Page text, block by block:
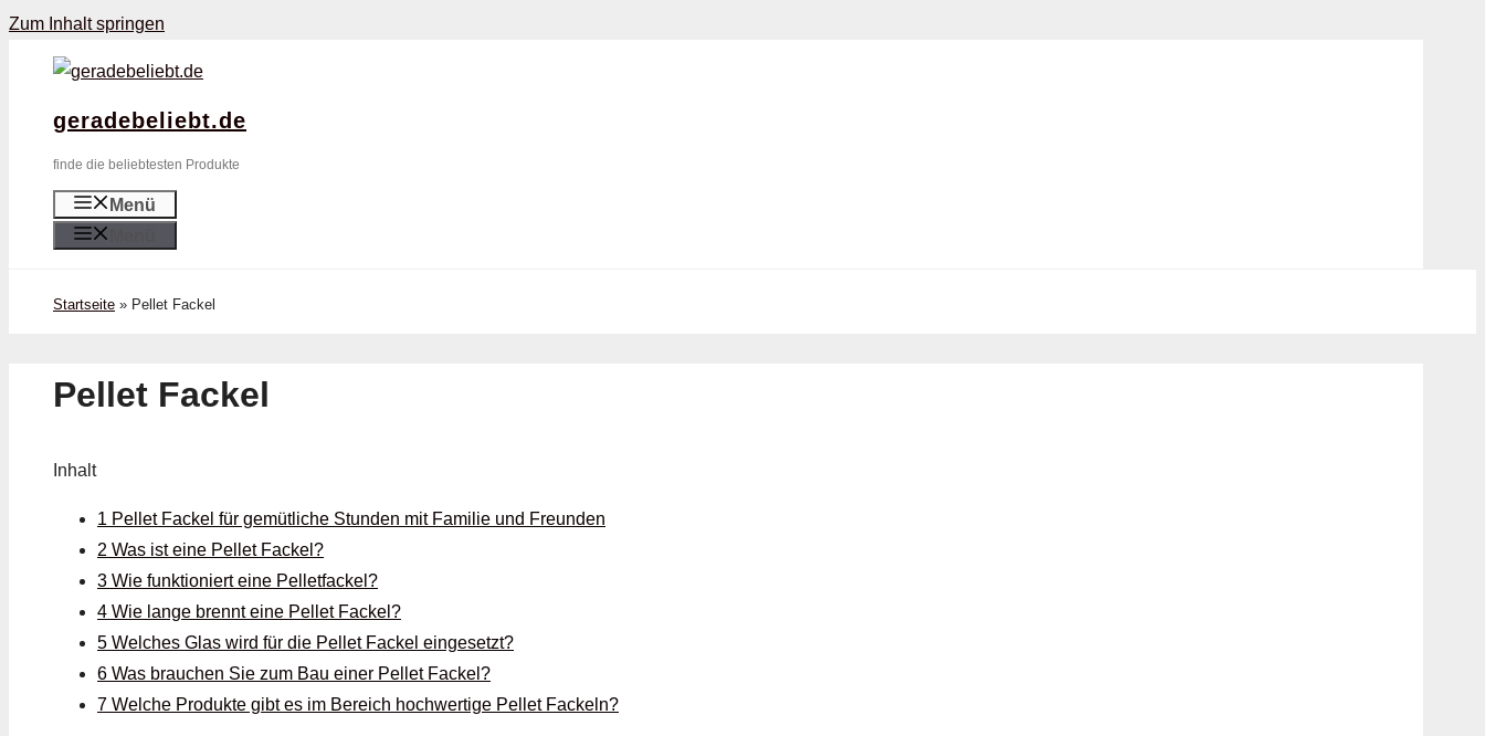
Zum Inhalt springen
geradebeliebt.de
finde die beliebtesten Produkte
Menü
Startseite » Pellet Fackel
Pellet Fackel
Inhalt
1 Pellet Fackel für gemütliche Stunden mit Familie und Freunden
2 Was ist eine Pellet Fackel?
3 Wie funktioniert eine Pelletfackel?
4 Wie lange brennt eine Pellet Fackel?
5 Welches Glas wird für die Pellet Fackel eingesetzt?
6 Was brauchen Sie zum Bau einer Pellet Fackel?
7 Welche Produkte gibt es im Bereich hochwertige Pellet Fackeln?